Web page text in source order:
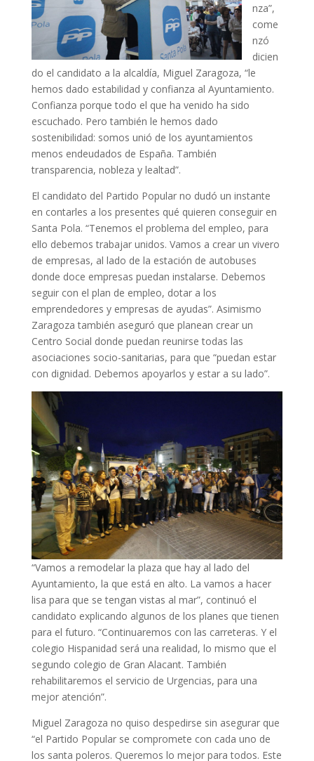
nza”,
come
nzó
dicien
do el candidato a la alcaldía, Miguel Zaragoza, “le
hemos dado estabilidad y confianza al Ayuntamiento.
Confianza porque todo el que ha venido ha sido
escuchado. Pero también le hemos dado
sostenibilidad: somos unió de los ayuntamientos
menos endeudados de España. También
transparencia, nobleza y lealtad”.
El candidato del Partido Popular no dudó un instante
en contarles a los presentes qué quieren conseguir en
Santa Pola. “Tenemos el problema del empleo, para
ello debemos trabajar unidos. Vamos a crear un vivero
de empresas, al lado de la estación de autobuses
donde doce empresas puedan instalarse. Debemos
seguir con el plan de empleo, dotar a los
emprendedores y empresas de ayudas”. Asimismo
Zaragoza también aseguró que planean crear un
Centro Social donde puedan reunirse todas las
asociaciones socio-sanitarias, para que “puedan estar
con dignidad. Debemos apoyarlos y estar a su lado”.
“Vamos a remodelar la plaza que hay al lado del
Ayuntamiento, la que está en alto. La vamos a hacer
lisa para que se tengan vistas al mar”, continuó el
candidato explicando algunos de los planes que tienen
para el futuro. “Continuaremos con las carreteras. Y el
colegio Hispanidad será una realidad, lo mismo que el
segundo colegio de Gran Alacant. También
rehabilitaremos el servicio de Urgencias, para una
mejor atención”.
Miguel Zaragoza no quiso despedirse sin asegurar que
“el Partido Popular se compromete con cada uno de
los santa poleros. Queremos lo mejor para todos. Este